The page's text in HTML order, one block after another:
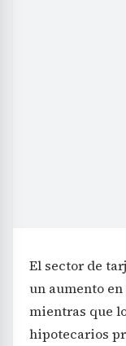
El sector de
un aumento en
mientras que
hipotecarios